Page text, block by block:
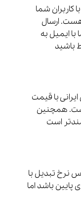
کاربران شما
ارسال
با ایمیل به
باشید
با قیمت
است. همچنین
نرخ تبدیل با
پایین باشد اما